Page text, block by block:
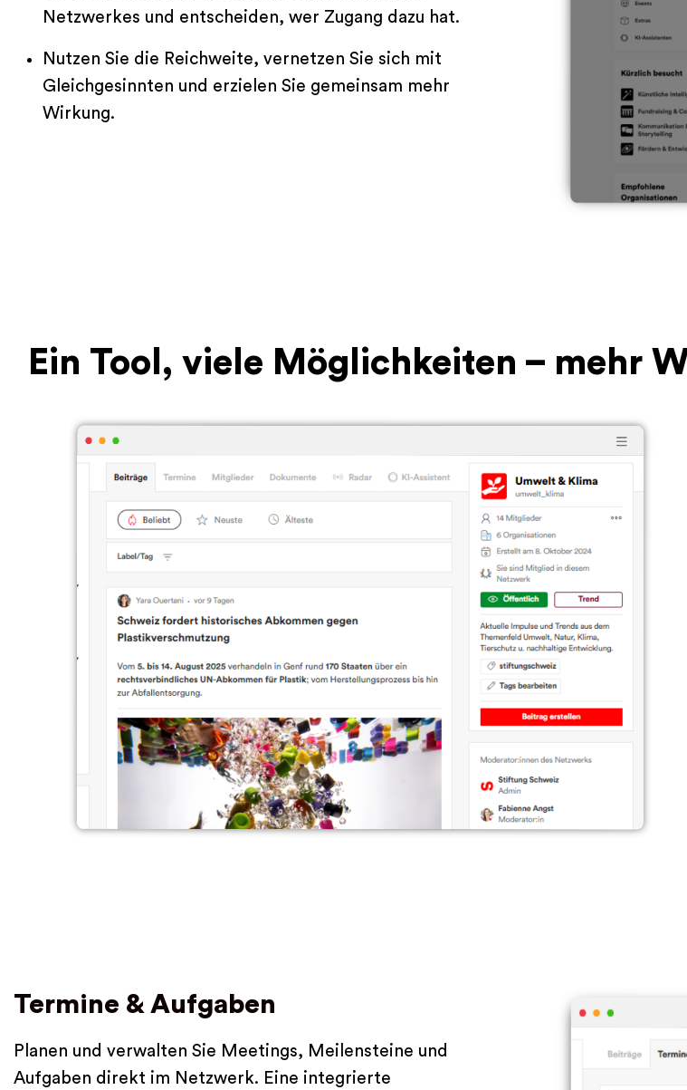
Netzwerkes und entscheiden, wer Zugang dazu hat.
Nutzen Sie die Reichweite, vernetzen Sie sich mit
Gleichgesinnten und erzielen Sie gemeinsam mehr
Wirkung.
Ein Tool, viele Möglichkeiten – mehr
Termine & Aufgaben
Planen und verwalten Sie Meetings, Meilensteine und
Aufgaben direkt im Netzwerk. Eine integrierte